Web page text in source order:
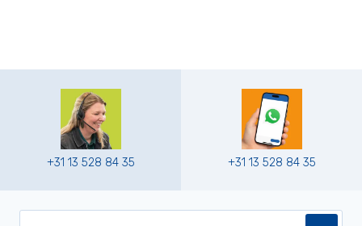
+31 13 528 84 35 +31 13 528 84 35